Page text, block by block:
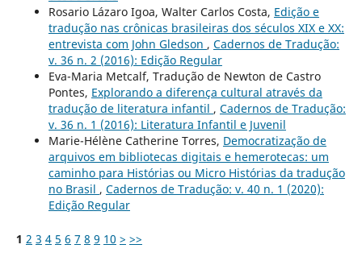
Rosario Lázaro Igoa, Walter Carlos Costa, Edição e
tradução nas crônicas brasileiras dos séculos XIX e XX:
entrevista com John Gledson , Cadernos de Tradução:
v. 36 n. 2 (2016): Edição Regular
Eva-Maria Metcalf, Tradução de Newton de Castro
Pontes, Explorando a diferença cultural através da
tradução de literatura infantil , Cadernos de Tradução:
v. 36 n. 1 (2016): Literatura Infantil e Juvenil
Marie-Hélène Catherine Torres, Democratização de
arquivos em bibliotecas digitais e hemerotecas: um
caminho para Histórias ou Micro Histórias da tradução
no Brasil , Cadernos de Tradução: v. 40 n. 1 (2020):
Edição Regular
1 2 3 4 5 6 7 8 9 10 > >>